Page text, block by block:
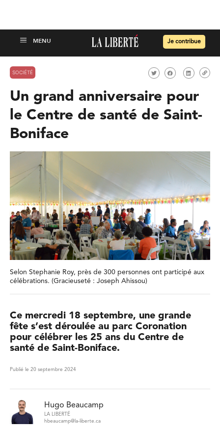
Je contribue
SOCIÉTÉ
Un grand anniversaire pour
le Centre de santé de Saint-
Boniface
Selon Stephanie Roy, près de 300 personnes ont participé aux
célébrations. (Gracieuseté : Joseph Ahissou)
Ce mercredi 18 septembre, une grande
fête s’est déroulée au parc Coronation
pour célébrer les 25 ans du Centre de
santé de Saint-Boniface.
Publié le 20 septembre 2024
Hugo Beaucamp
LA LIBERTÉ
hbeaucamp@la-liberte.ca